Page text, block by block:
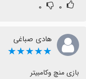
۰ ۰
هادی صباغی
★★★★★
بازی منچ وکامبیتر